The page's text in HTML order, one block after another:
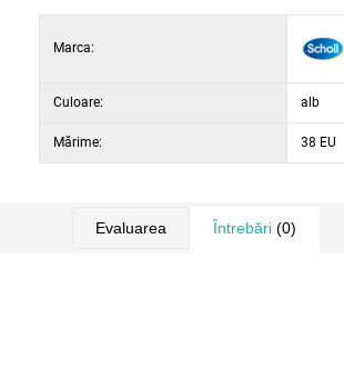
Material talpă: EVA
Material exterior: Piele
Marca:
Culoare: alb
Mărime: 38 EU
Evaluarea Întrebări (0)